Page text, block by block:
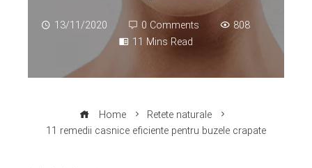
13/11/2020 0 Comments
808
11 Mins Read
Home
Retete naturale
11 remedii casnice eficiente pentru buzele crapate